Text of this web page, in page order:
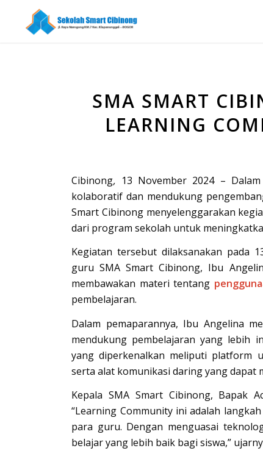
SMA SMART
LEARNING
Cibinong, 13 November 2024 –
kolaboratif dan mendukung
Smart Cibinong menyelenggarakan
dari program sekolah untuk
Kegiatan tersebut dilaksanakan pada
guru SMA Smart Cibinong, Ibu
membawakan materi tentang
pembelajaran.
Dalam pemaparannya, Ibu Angelina
mendukung pembelajaran yang lebih
yang diperkenalkan meliputi platform
serta alat komunikasi daring yang dapat
Kepala SMA Smart Cibinong, Bapak
“Learning Community ini adalah
para guru. Dengan menguasai
belajar yang lebih baik bagi siswa,”